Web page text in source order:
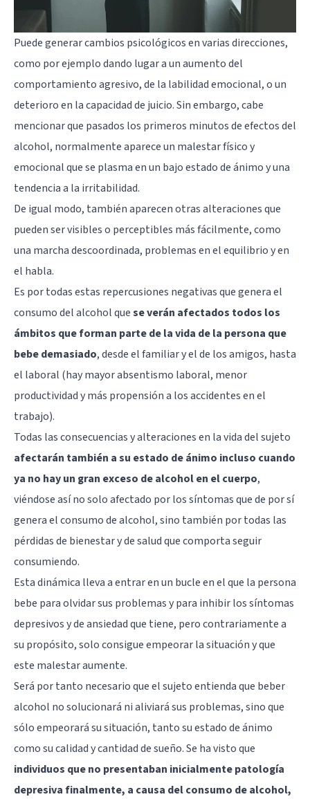
Puede generar cambios psicológicos en varias direcciones,
como por ejemplo dando lugar a un aumento del
comportamiento agresivo, de la labilidad emocional, o un
deterioro en la capacidad de juicio. Sin embargo, cabe
mencionar que pasados los primeros minutos de efectos del
alcohol, normalmente aparece un malestar físico y
emocional que se plasma en un bajo estado de ánimo y una
tendencia a la irritabilidad.
De igual modo, también aparecen otras alteraciones que
pueden ser visibles o perceptibles más fácilmente, como
una marcha descoordinada, problemas en el equilibrio y en
el habla.
Es por todas estas repercusiones negativas que genera el
consumo del alcohol quese verán afectados todos los
ámbitos que forman parte de la vida de la persona que
bebe demasiado, desde el familiar y el de los amigos, hasta
el laboral (hay mayor absentismo laboral, menor
productividad y más propensión a los accidentes en el
trabajo).
Todas las consecuencias y alteraciones en la vida del sujeto
afectarán también a su estado de ánimo incluso cuando
ya no hay un gran exceso de alcohol en el cuerpo,
viéndose así no solo afectado por los síntomas que de por sí
genera el consumo de alcohol, sino también por todas las
pérdidas de bienestar y de salud que comporta seguir
consumiendo.
Esta dinámica lleva a entrar en un bucle en el que la persona
bebe para olvidar sus problemas y para inhibir los síntomas
depresivos y de ansiedad que tiene, pero contrariamente a
su propósito, solo consigue empeorar la situación y que
este malestar aumente.
Será por tanto necesario que el sujeto entienda que beber
alcohol no solucionará ni aliviará sus problemas, sino que
sólo empeorará su situación, tanto su estado de ánimo
como su calidad y cantidad de sueño. Se ha visto que
individuos que no presentaban inicialmente patología
depresiva finalmente, a causa del consumo de alcohol,